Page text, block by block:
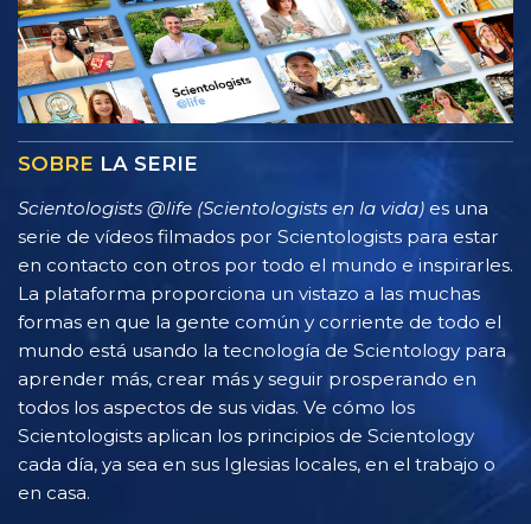
SOBRE LA SERIE
Scientologists @life (Scientologists en la vida) es una
serie de vídeos filmados por Scientologists para estar
en contacto con otros por todo el mundo e inspirarles.
La plataforma proporciona un vistazo a las muchas
formas en que la gente común y corriente de todo el
mundo está usando la tecnología de Scientology para
aprender más, crear más y seguir prosperando en
todos los aspectos de sus vidas. Ve cómo los
Scientologists aplican los principios de Scientology
cada día, ya sea en sus Iglesias locales, en el trabajo o
en casa.